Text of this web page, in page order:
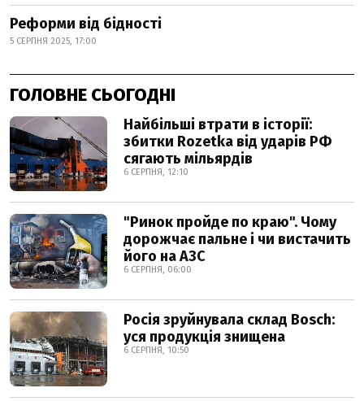
Реформи від бідності
5 СЕРПНЯ 2025, 17:00
ГОЛОВНЕ СЬОГОДНІ
Найбільші втрати в історії:
збитки Rozetka від ударів РФ
сягають мільярдів
6 СЕРПНЯ, 12:10
"Ринок пройде по краю". Чому
дорожчає пальне і чи вистачить
його на АЗС
6 СЕРПНЯ, 06:00
Росія зруйнувала склад Bosch:
уся продукція знищена
6 СЕРПНЯ, 10:50